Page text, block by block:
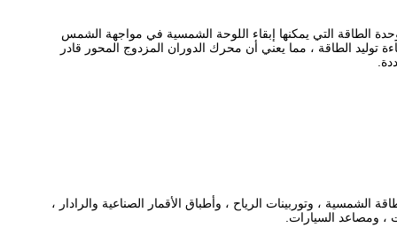
الطاقة التي يمكنها إبقاء اللوحة الشمسية في مواجهة الشمس
الطاقة ، مما يعني أن محرك الدوران المزدوج المحور قادر
، وتوربينات الرياح ، وأطباق الأقمار الصناعية والرادار ،
، ومصاعد السيارات.